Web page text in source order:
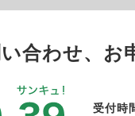
合わせ、お
受付時